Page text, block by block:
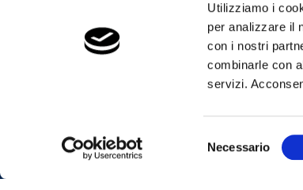
Utilizziamo i
per analizzare il
con i nostri
combinarle con
servizi.
del
Necessario
segreteria.lc@pec.omceo.it
Liberazione
Lecco
Tel.
0341364956